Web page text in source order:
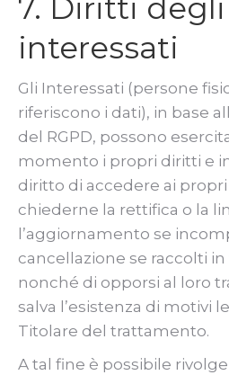
7. Diritti degli
interessati
Gli Interessati (persone
riferiscono i dati), in base
del RGPD, possono
momento i propri diritti e
diritto di accedere ai
chiederne la rettifica o la
l’aggiornamento se
cancellazione se raccolti
nonché di opporsi al loro
salva l’esistenza di motivi
Titolare del trattamento.
A tal fine è possibile